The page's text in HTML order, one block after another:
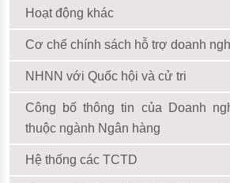
Hoạt động khác
Cơ chế chính sách hỗ trợ doanh
NHNN với Quốc hội và cử tri
Công bố thông tin của Doanh
thuộc ngành Ngân hàng
Hệ thống các TCTD